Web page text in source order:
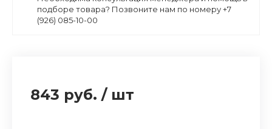
подборе товара? Позвоните нам по номеру +7
(926) 085-10-00
843 руб. / шт